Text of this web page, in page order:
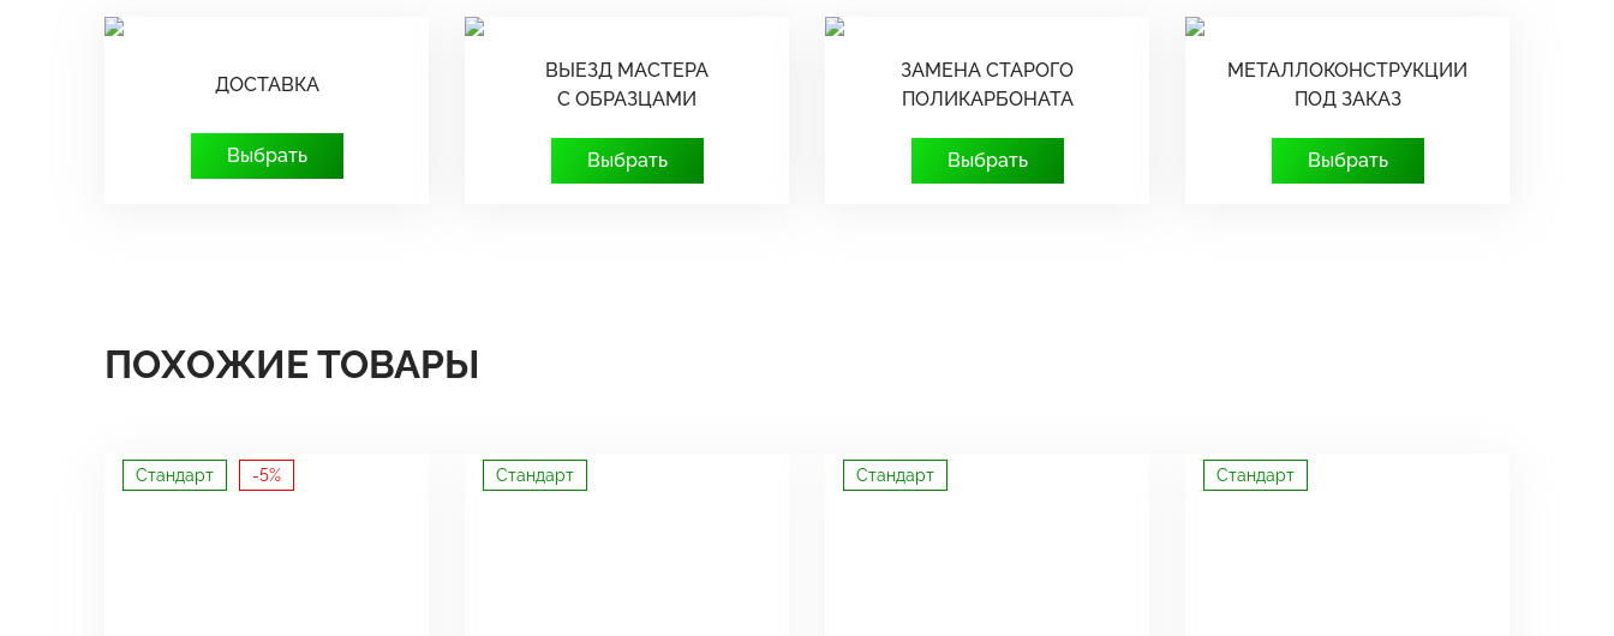
ДОСТАВКА
Выбрать
ВЫЕЗД МАСТЕРА
С ОБРАЗЦАМИ
Выбрать
ЗАМЕНА СТАРОГО
ПОЛИКАРБОНАТА
Выбрать
МЕТАЛЛОКОНСТРУКЦИИ
ПОД ЗАКАЗ
Выбрать
ПОХОЖИЕ ТОВАРЫ
Стандарт -5% Стандарт Стандарт Стандарт